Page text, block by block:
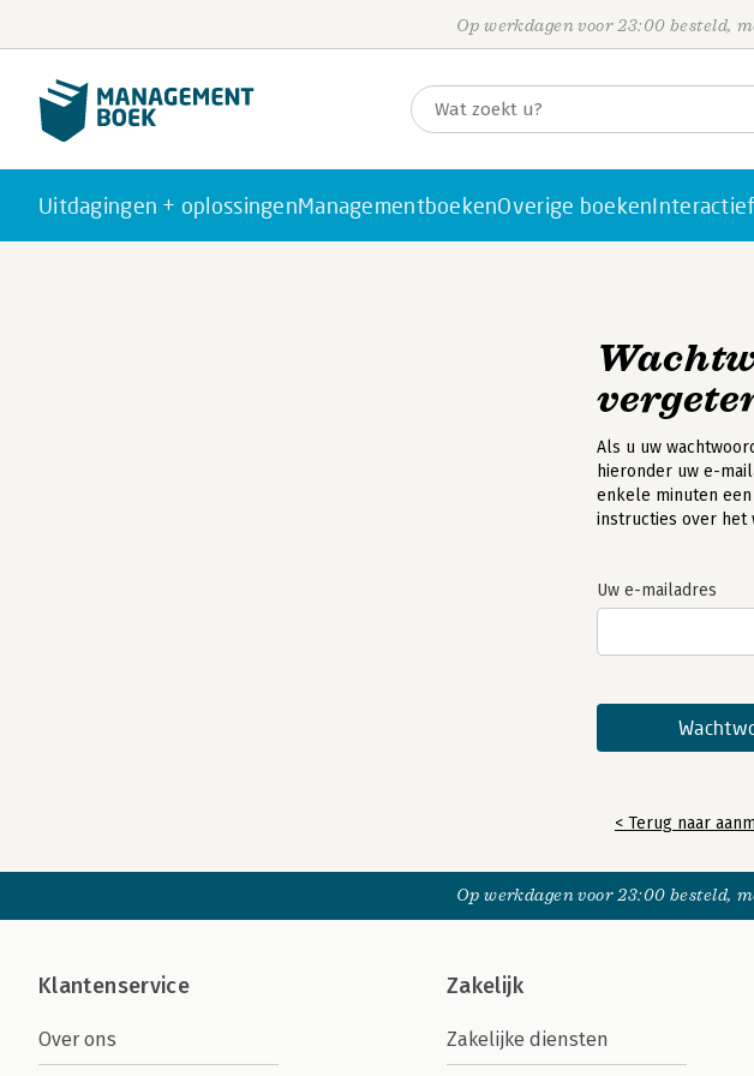
Op werkdagen voor 23:00 besteld,
Uitdagingen + oplossingenManagementboekenOverige boeken
Als u uw
hieronder uw e-
enkele minuten
instructies over het
Uw e-mailadres
< Terug naar
Op werkdagen voor 23:00 besteld,
Klantenservice
Over ons
Zakelijk
Zakelijke diensten